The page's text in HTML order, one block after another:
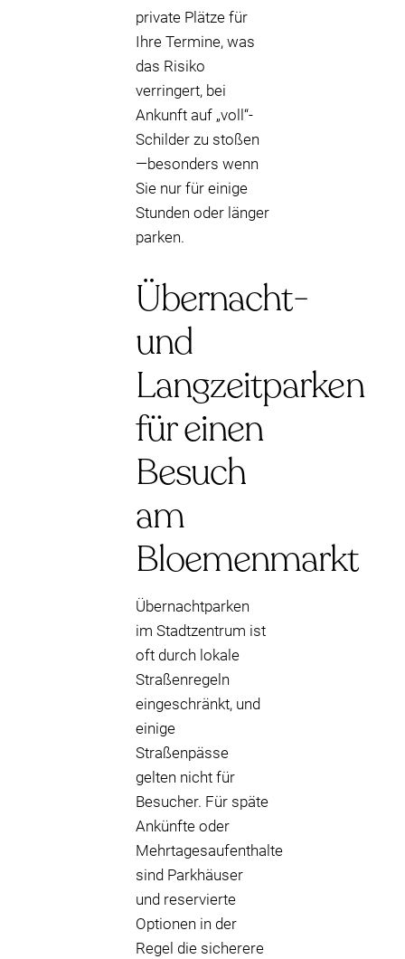
private Plätze für
Ihre Termine, was
das Risiko
verringert, bei
Ankunft auf „voll“-
Schilder zu stoßen
—besonders wenn
Sie nur für einige
Stunden oder länger
parken.
Übernacht-
und
Langzeitparken
für einen
Besuch
am
Bloemenmarkt
Übernachtparken
im Stadtzentrum ist
oft durch lokale
Straßenregeln
eingeschränkt, und
einige
Straßenpässe
gelten nicht für
Besucher. Für späte
Ankünfte oder
Mehrtagesaufenthalte
sind Parkhäuser
und reservierte
Optionen in der
Regel die sicherere